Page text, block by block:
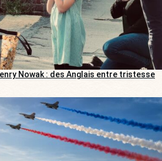
Nowak : des Anglais entre tristesse